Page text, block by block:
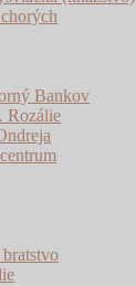
Bankov
Rozálie